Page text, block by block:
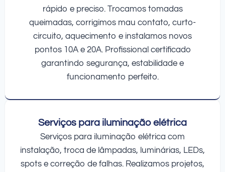
rápido e preciso. Trocamos tomadas
queimadas, corrigimos mau contato, curto-
circuito, aquecimento e instalamos novos
pontos 10A e 20A. Profissional certificado
garantindo segurança, estabilidade e
funcionamento perfeito.
Serviços para iluminação elétrica
Serviços para iluminação elétrica com
instalação, troca de lâmpadas, luminárias, LEDs,
spots e correção de falhas. Realizamos projetos,